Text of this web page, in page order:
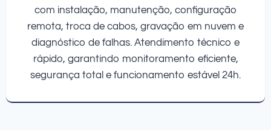
com instalação, manutenção, configuração
remota, troca de cabos, gravação em nuvem e
diagnóstico de falhas. Atendimento técnico e
rápido, garantindo monitoramento eficiente,
segurança total e funcionamento estável 24h.